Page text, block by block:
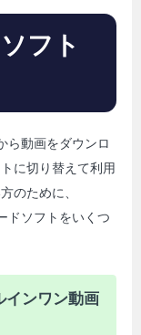
フト
ら動画をダウンロ
に切り替えて利用
のために、
ドソフトをいくつ
インワン動画